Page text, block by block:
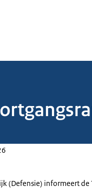
(Defensie) informeert de